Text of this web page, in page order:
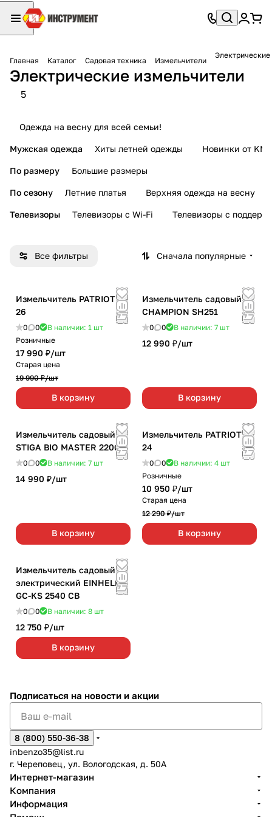
Главная Каталог Садовая техника Измельчители
Электрические измельчители
5
Одежда на весну для всей семьи!
Мужская одежда Хиты летней одежды Новинки от KMI
По размеру Большие размеры
По сезону Летние платья Верхняя одежда на весну
Телевизоры Телевизоры с Wi-Fi Телевизоры с
Все фильтры Сначала популярные
Измельчитель PATRIOT SE
26
0 0 В наличии: 1 шт
Розничные
17 990 ₽/шт
Старая цена
19 990 ₽/шт
В корзину
Измельчитель садовый
CHAMPION SH251
0 0 В наличии: 7 шт
12 990 ₽/шт
В корзину
Измельчитель садовый
STIGA BIO MASTER 2200
0 0 В наличии: 7 шт
14 990 ₽/шт
В корзину
Измельчитель PATRIOT SE
24
0 0 В наличии: 4 шт
Розничные
10 950 ₽/шт
Старая цена
12 290 ₽/шт
В корзину
Измельчитель садовый
электрический EINHELL
GC-KS 2540 CB
0 0 В наличии: 8 шт
12 750 ₽/шт
В корзину
Подписаться на новости и акции
8 (800) 550-36-38
inbenzo35@list.ru
г. Череповец, ул. Вологодская, д. 50А
Интернет-магазин
Компания
Информация